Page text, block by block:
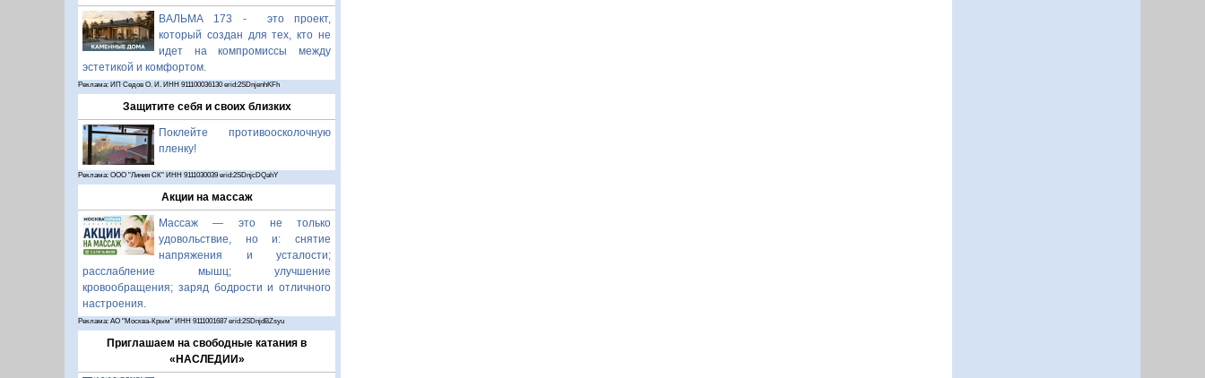
ВАЛЬМА 173 - это проект,
который создан для тех, кто не
идет на компромиссы между
эстетикой и комфортом.
Реклама: ИП Седов О. И. ИНН 911100036130 erid:2SDnjenhKFh
Защитите себя и своих близких
Поклейте противоосколочную
пленку!
Реклама: ООО "Линия СК" ИНН 9111030039 erid:2SDnjcDQahY
Акции на массаж
Массаж — это не только
удовольствие, но и: снятие
напряжения и усталости;
расслабление мышц; улучшение
кровообращения; заряд бодрости и отличного
настроения.
Реклама: АО "Москва-Крым" ИНН 9111001687 erid:2SDnjdBZsyu
Приглашаем на свободные катания в
«НАСЛЕДИИ»